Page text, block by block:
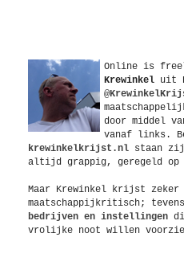
Online is
Krewinkel uit
door middel
vanaf links.
krewinkelkrijst.nl staan
altijd grappig, geregeld op
Maar Krewinkel krijst
maatschappijkritisch;
bedrijven en instellingen
vrolijke noot willen